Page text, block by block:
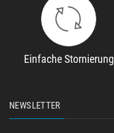
Einfache Stornierung
NEWSLETTER